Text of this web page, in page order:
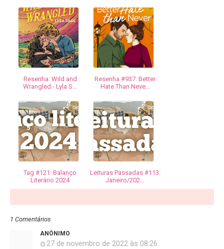
Resenha: Wild and
Wrangled - Lyla S...
Resenha #937: Better
Hate Than Neve...
Tag #121: Balanço
Literário 2024
Leituras Passadas #113:
Janeiro/202...
1 Comentários
ANÔNIMO
27 de novembro de 2022 às 08:26